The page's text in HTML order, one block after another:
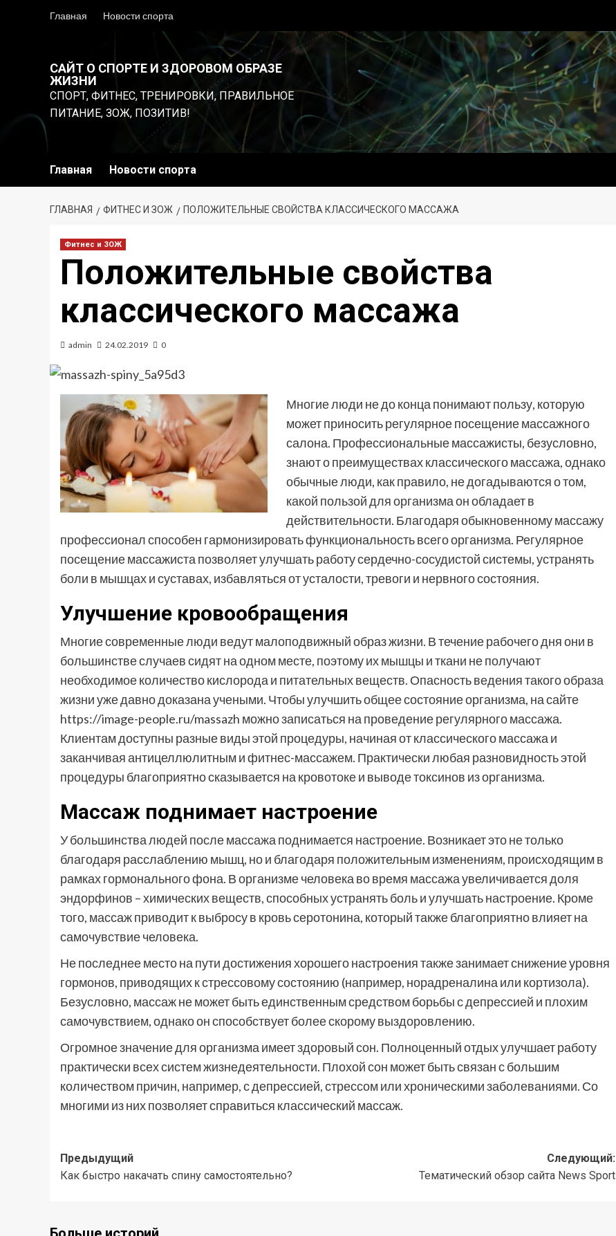
Главная Новости спорта
САЙТ О СПОРТЕ И ЗДОРОВОМ ОБРАЗЕ
ЖИЗНИ
СПОРТ, ФИТНЕС, ТРЕНИРОВКИ, ПРАВИЛЬНОЕ
ПИТАНИЕ, ЗОЖ, ПОЗИТИВ!
Главная Новости спорта
ГЛАВНАЯ ФИТНЕС И ЗОЖ ПОЛОЖИТЕЛЬНЫЕ СВОЙСТВА КЛАССИЧЕСКОГО МАССАЖА
Фитнес и ЗОЖ
Положительные свойства
классического массажа
admin 24.02.2019 0
Многие люди не до конца понимают пользу, которую
может приносить регулярное посещение массажного
салона. Профессиональные массажисты, безусловно,
знают о преимуществах классического массажа, однако
обычные люди, как правило, не догадываются о том,
какой пользой для организма он обладает в
действительности. Благодаря обыкновенному массажу
профессионал способен гармонизировать функциональность всего организма. Регулярное
посещение массажиста позволяет улучшать работу сердечно-сосудистой системы, устранять
боли в мышцах и суставах, избавляться от усталости, тревоги и нервного состояния.
Улучшение кровообращения
Многие современные люди ведут малоподвижный образ жизни. В течение рабочего дня они в
большинстве случаев сидят на одном месте, поэтому их мышцы и ткани не получают
необходимое количество кислорода и питательных веществ. Опасность ведения такого образа
жизни уже давно доказана учеными. Чтобы улучшить общее состояние организма, на сайте
https://image-people.ru/massazh можно записаться на проведение регулярного массажа.
Клиентам доступны разные виды этой процедуры, начиная от классического массажа и
заканчивая антицеллюлитным и фитнес-массажем. Практически любая разновидность этой
процедуры благоприятно сказывается на кровотоке и выводе токсинов из организма.
Массаж поднимает настроение
У большинства людей после массажа поднимается настроение. Возникает это не только
благодаря расслаблению мышц, но и благодаря положительным изменениям, происходящим в
рамках гормонального фона. В организме человека во время массажа увеличивается доля
эндорфинов – химических веществ, способных устранять боль и улучшать настроение. Кроме
того, массаж приводит к выбросу в кровь серотонина, который также благоприятно влияет на
самочувствие человека.
Не последнее место на пути достижения хорошего настроения также занимает снижение уровня
гормонов, приводящих к стрессовому состоянию (например, норадреналина или кортизола).
Безусловно, массаж не может быть единственным средством борьбы с депрессией и плохим
самочувствием, однако он способствует более скорому выздоровлению.
Огромное значение для организма имеет здоровый сон. Полноценный отдых улучшает работу
практически всех систем жизнедеятельности. Плохой сон может быть связан с большим
количеством причин, например, с депрессией, стрессом или хроническими заболеваниями. Со
многими из них позволяет справиться классический массаж.
Навигация
записи
Предыдущий
Как быстро накачать спину самостоятельно?
Следующий:
Тематический обзор сайта News Sport